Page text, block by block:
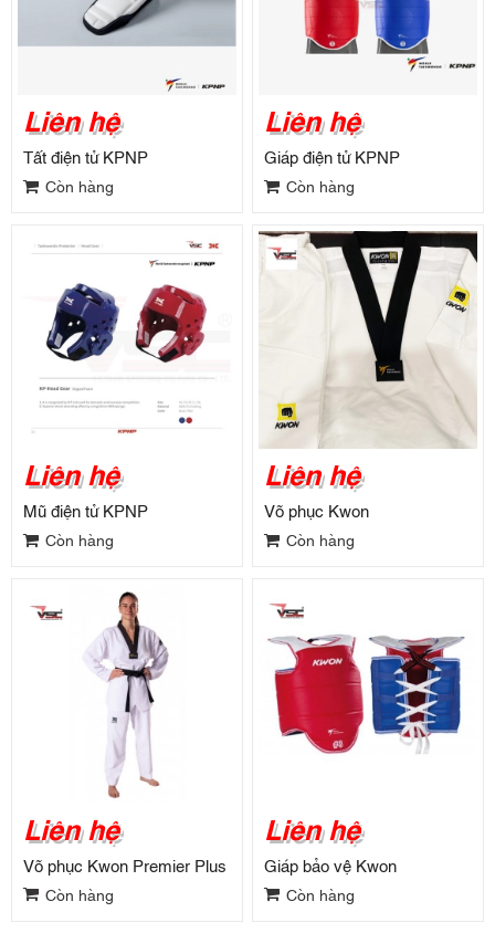
Liên hệ
Tất điện tử KPNP
Còn hàng
Liên hệ
Giáp điện tử KPNP
Còn hàng
Liên hệ
Mũ điện tử KPNP
Còn hàng
Liên hệ
Võ phục Kwon
Còn hàng
Liên hệ
Võ phục Kwon Premier Plus
Còn hàng
Liên hệ
Giáp bảo vệ Kwon
Còn hàng